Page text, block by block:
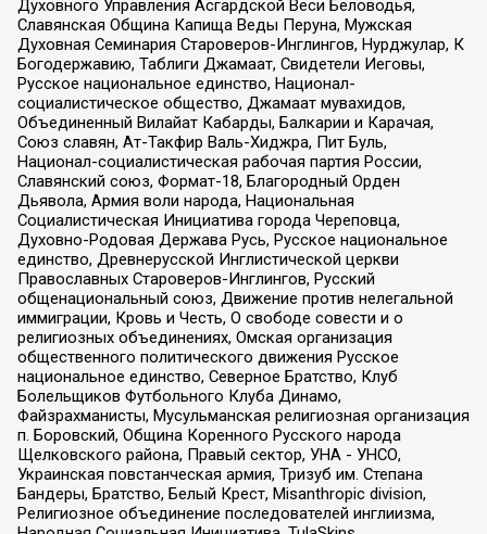
Духовного Управления Асгардской Веси Беловодья,
Славянская Община Капища Веды Перуна, Мужская
Духовная Семинария Староверов-Инглингов, Нурджулар, К
Богодержавию, Таблиги Джамаат, Свидетели Иеговы,
Русское национальное единство, Национал-
социалистическое общество, Джамаат мувахидов,
Объединенный Вилайат Кабарды, Балкарии и Карачая,
Союз славян, Ат-Такфир Валь-Хиджра, Пит Буль,
Национал-социалистическая рабочая партия России,
Славянский союз, Формат-18, Благородный Орден
Дьявола, Армия воли народа, Национальная
Социалистическая Инициатива города Череповца,
Духовно-Родовая Держава Русь, Русское национальное
единство, Древнерусской Инглистической церкви
Православных Староверов-Инглингов, Русский
общенациональный союз, Движение против нелегальной
иммиграции, Кровь и Честь, О свободе совести и о
религиозных объединениях, Омская организация
общественного политического движения Русское
национальное единство, Северное Братство, Клуб
Болельщиков Футбольного Клуба Динамо,
Файзрахманисты, Мусульманская религиозная организация
п. Боровский, Община Коренного Русского народа
Щелковского района, Правый сектор, УНА - УНСО,
Украинская повстанческая армия, Тризуб им. Степана
Бандеры, Братство, Белый Крест, Misanthropic division,
Религиозное объединение последователей инглиизма,